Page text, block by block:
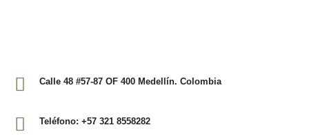
Calle 48 #57-87 OF 400 Medellín. Colombia
Teléfono: +57 321 8558282